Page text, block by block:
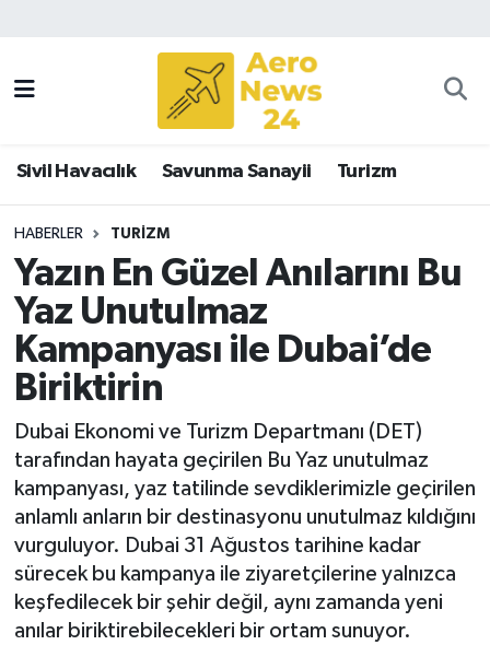
Sivil Havacılık Savunma Sanayii Turizm
HABERLER TURIZM
Yazın En Güzel Anılarını Bu
Yaz Unutulmaz
Kampanyası ile Dubai’de
Biriktirin
Dubai Ekonomi ve Turizm Departmanı (DET)
tarafından hayata geçirilen Bu Yaz unutulmaz
kampanyası, yaz tatilinde sevdiklerimizle geçirilen
anlamlı anların bir destinasyonu unutulmaz kıldığını
vurguluyor. Dubai 31 Ağustos tarihine kadar
sürecek bu kampanya ile ziyaretçilerine yalnızca
keşfedilecek bir şehir değil, aynı zamanda yeni
anılar biriktirebilecekleri bir ortam sunuyor.